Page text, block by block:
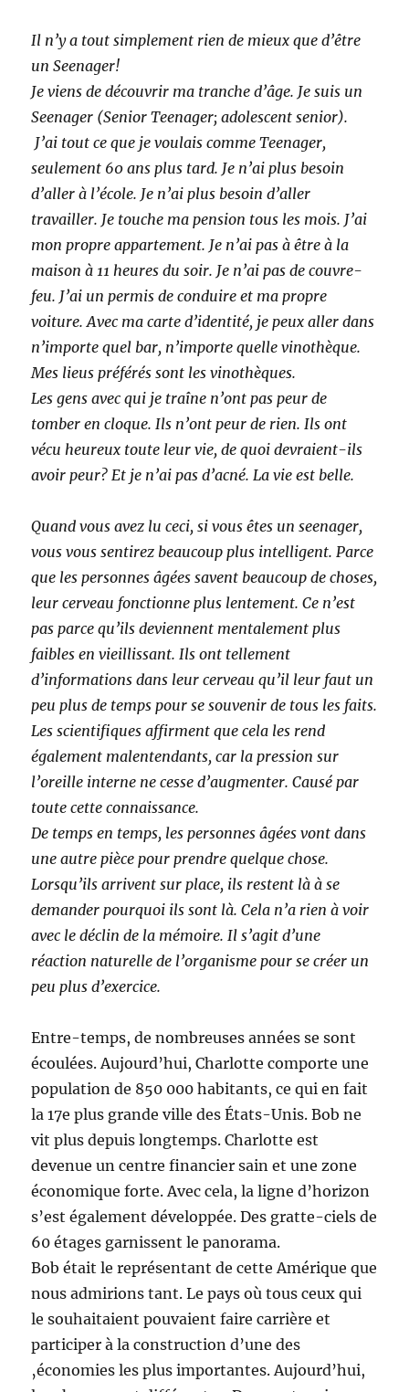
Il n’y a tout simplement rien de mieux que d’être
un Seenager!
Je viens de découvrir ma tranche d’âge. Je suis un
Seenager (Senior Teenager; adolescent senior).
J’ai tout ce que je voulais comme Teenager,
seulement 60 ans plus tard. Je n’ai plus besoin
d’aller à l’école. Je n’ai plus besoin d’aller
travailler. Je touche ma pension tous les mois. J’ai
mon propre appartement. Je n’ai pas à être à la
maison à 11 heures du soir. Je n’ai pas de couvre-
feu. J’ai un permis de conduire et ma propre
voiture. Avec ma carte d’identité, je peux aller dans
n’importe quel bar, n’importe quelle vinothèque.
Mes lieus préférés sont les vinothèques.
Les gens avec qui je traîne n’ont pas peur de
tomber en cloque. Ils n’ont peur de rien. Ils ont
vécu heureux toute leur vie, de quoi devraient-ils
avoir peur? Et je n’ai pas d’acné. La vie est belle.
Quand vous avez lu ceci, si vous êtes un seenager,
vous vous sentirez beaucoup plus intelligent. Parce
que les personnes âgées savent beaucoup de choses,
leur cerveau fonctionne plus lentement. Ce n’est
pas parce qu’ils deviennent mentalement plus
faibles en vieillissant. Ils ont tellement
d’informations dans leur cerveau qu’il leur faut un
peu plus de temps pour se souvenir de tous les faits.
Les scientifiques affirment que cela les rend
également malentendants, car la pression sur
l’oreille interne ne cesse d’augmenter. Causé par
toute cette connaissance.
De temps en temps, les personnes âgées vont dans
une autre pièce pour prendre quelque chose.
Lorsqu’ils arrivent sur place, ils restent là à se
demander pourquoi ils sont là. Cela n’a rien à voir
avec le déclin de la mémoire. Il s’agit d’une
réaction naturelle de l’organisme pour se créer un
peu plus d’exercice.
Entre-temps, de nombreuses années se sont
écoulées. Aujourd’hui, Charlotte comporte une
population de 850 000 habitants, ce qui en fait
la 17e plus grande ville des États-Unis. Bob ne
vit plus depuis longtemps. Charlotte est
devenue un centre financier sain et une zone
économique forte. Avec cela, la ligne d’horizon
s’est également développée. Des gratte-ciels de
60 étages garnissent le panorama.
Bob était le représentant de cette Amérique que
nous admirions tant. Le pays où tous ceux qui
le souhaitaient pouvaient faire carrière et
participer à la construction d’une des
‚économies les plus importantes. Aujourd’hui,